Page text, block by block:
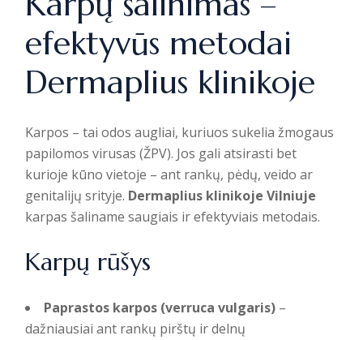
efektyvūs metodai
Dermaplius klinikoje
Karpos – tai odos augliai, kuriuos sukelia žmogaus
papilomos virusas (ŽPV). Jos gali atsirasti bet
kurioje kūno vietoje – ant rankų, pėdų, veido ar
genitalijų srityje. Dermaplius klinikoje Vilniuje
karpas šaliname saugiais ir efektyviais metodais.
Karpų rūšys
Paprastos karpos (verruca vulgaris) –
dažniausiai ant rankų pirštų ir delnų